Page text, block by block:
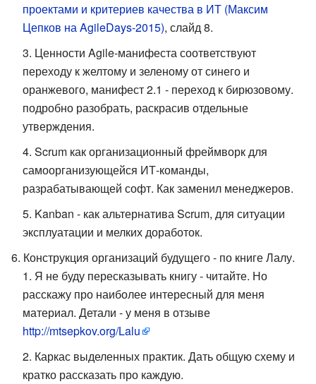
проектами и критериев качества в ИТ (Максим
Цепков на AgileDays-2015), слайд 8.
Ценности Agile-манифеста соответствуют
переходу к желтому и зеленому от синего и
оранжевого, манифест 2.1 - переход к бирюзовому.
подробно разобрать, раскрасив отдельные
утверждения.
Scrum как организационный фреймворк для
самоорганизующейся ИТ-команды,
разрабатывающей софт. Как заменил менеджеров.
Kanban - как альтернатива Scrum, для ситуации
эксплуатации и мелких доработок.
Конструкция организаций будущего - по книге Лалу.
Я не буду пересказывать книгу - читайте. Но
расскажу про наиболее интересный для меня
материал. Детали - у меня в отзыве
http://mtsepkov.org/Lalu
Каркас выделенных практик. Дать общую схему и
кратко рассказать про каждую.